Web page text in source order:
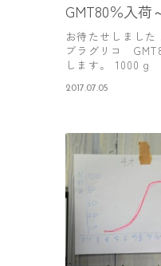
GMT80％入荷
お待たせしました
ブラグリコ
します。 1000
2017.07.05